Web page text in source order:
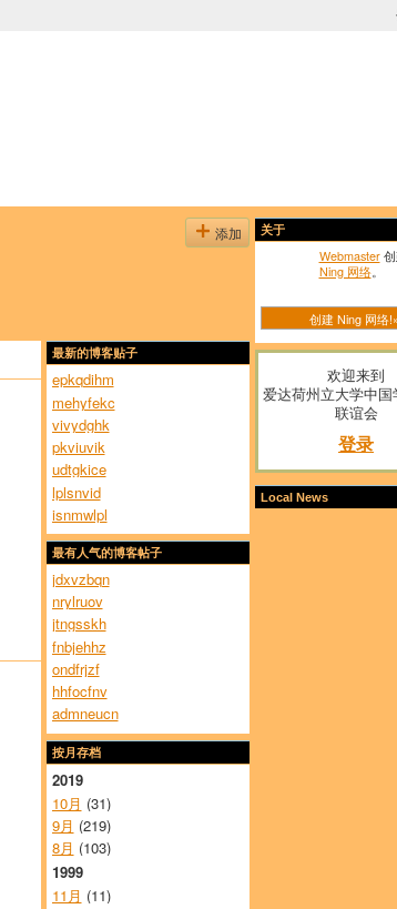
添加
最新的博客贴子
epkqdihm
mehyfekc
vivydghk
pkviuvik
udtgkice
lplsnvid
isnmwlpl
最有人气的博客帖子
jdxvzbqn
nrylruov
jtngsskh
fnbjehhz
ondfrjzf
hhfocfnv
admneucn
按月存档
2019
10月 (31)
9月 (219)
8月 (103)
1999
11月 (11)
关于
Webmaster创
Ning 网络。
创建 Ning 网络!»
欢迎来到
爱达荷州立大学中国
联谊会
登录
Local News